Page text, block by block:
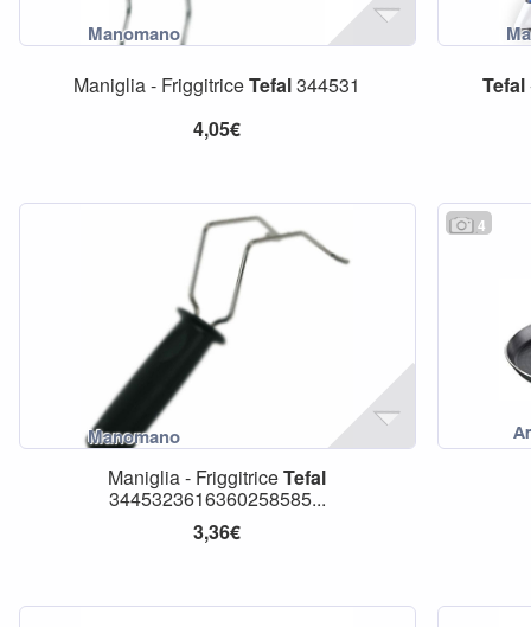
Maniglia - FriggitriceTefal344531
4,05€
Tefal
Maniglia - FriggitriceTefal
3445323616360258585...
3,36€
4